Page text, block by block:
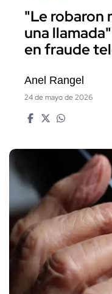
"Le robaron
una
en fraude
Anel Rangel
24 de mayo de 2026